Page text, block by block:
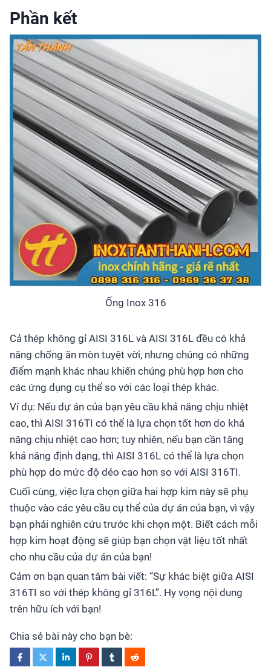
Phần kết
Ống Inox 316
Cả thép không gỉ AISI 316L và AISI 316L đều có khả
năng chống ăn mòn tuyệt vời, nhưng chúng có những
điểm mạnh khác nhau khiến chúng phù hợp hơn cho
các ứng dụng cụ thể so với các loại thép khác.
Ví dụ: Nếu dự án của bạn yêu cầu khả năng chịu nhiệt
cao, thì AISI 316TI có thể là lựa chọn tốt hơn do khả
năng chịu nhiệt cao hơn; tuy nhiên, nếu bạn cần tăng
khả năng định dạng, thì AISI 316L có thể là lựa chọn
phù hợp do mức độ dẻo cao hơn so với AISI 316TI.
Cuối cùng, việc lựa chọn giữa hai hợp kim này sẽ phụ
thuộc vào các yêu cầu cụ thể của dự án của bạn, vì vậy
bạn phải nghiên cứu trước khi chọn một. Biết cách mỗi
hợp kim hoạt động sẽ giúp bạn chọn vật liệu tốt nhất
cho nhu cầu của dự án của bạn!
Cảm ơn bạn quan tâm bài viết: “Sự khác biệt giữa AISI
316TI so với thép không gỉ 316L”. Hy vọng nội dung
trên hữu ích với bạn!
Chia sẻ bài này cho bạn bè: